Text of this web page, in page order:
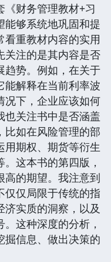
财务管理教材+习
能够系统地巩固和提
看重教材内容的实用
关注的是其内容是否
趋势。例如，在关于
能解释在当前利率波
况下，企业应该如何
也关注书中是否涵盖
比如在风险管理的部
期权、期货等衍生
这本书的第四版，
高的期望。我注意到
仅仅局限于传统的指
实质的洞察，以及
这种深度的分析，
掘信息、做出决策的